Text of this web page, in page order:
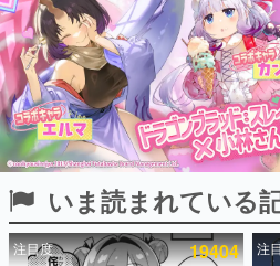
電ファミのいま読まれている記事ラ
アプリセール情報
インタビュー
連載・特集一覧
殿堂入り記事
SNS拡散数が数千以上！
ど。多くの人々に読まれ
事をまとめました。
いま読まれている
注目度 19404 注